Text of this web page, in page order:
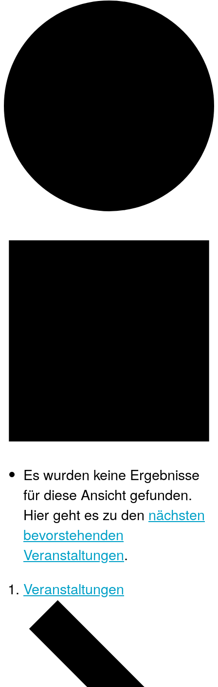
Es wurden keine Ergebnisse
für diese Ansicht gefunden.
Hier geht es zu den nächsten
bevorstehenden
Veranstaltungen.
Veranstaltungen